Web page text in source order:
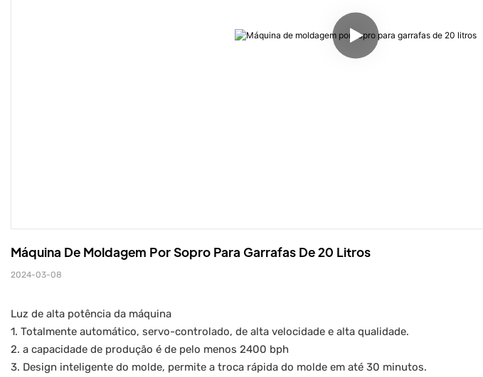
Máquina De Moldagem Por Sopro Para Garrafas De 20 Litros
2024-03-08
Luz de alta potência da máquina
1. Totalmente automático, servo-controlado, de alta velocidade e alta qualidade.
2. a capacidade de produção é de pelo menos 2400 bph
3. Design inteligente do molde, permite a troca rápida do molde em até 30 minutos.